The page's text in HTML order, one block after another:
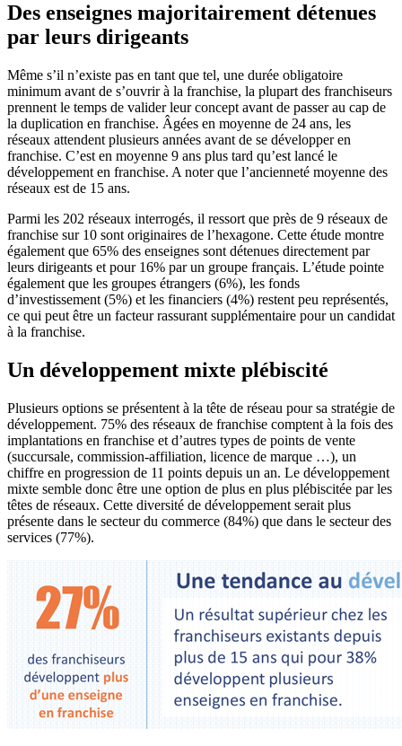
Des enseignes majoritairement détenues
par leurs dirigeants
Même s’il n’existe pas en tant que tel, une durée obligatoire
minimum avant de s’ouvrir à la franchise, la plupart des franchiseurs
prennent le temps de valider leur concept avant de passer au cap de
la duplication en franchise. Âgées en moyenne de 24 ans, les
réseaux attendent plusieurs années avant de se développer en
franchise. C’est en moyenne 9 ans plus tard qu’est lancé le
développement en franchise. A noter que l’ancienneté moyenne des
réseaux est de 15 ans.
Parmi les 202 réseaux interrogés, il ressort que près de 9 réseaux de
franchise sur 10 sont originaires de l’hexagone. Cette étude montre
également que 65% des enseignes sont détenues directement par
leurs dirigeants et pour 16% par un groupe français. L’étude pointe
également que les groupes étrangers (6%), les fonds
d’investissement (5%) et les financiers (4%) restent peu représentés,
ce qui peut être un facteur rassurant supplémentaire pour un candidat
à la franchise.
Un développement mixte plébiscité
Plusieurs options se présentent à la tête de réseau pour sa stratégie de
développement. 75% des réseaux de franchise comptent à la fois des
implantations en franchise et d’autres types de points de vente
(succursale, commission-affiliation, licence de marque …), un
chiffre en progression de 11 points depuis un an. Le développement
mixte semble donc être une option de plus en plus plébiscitée par les
têtes de réseaux. Cette diversité de développement serait plus
présente dans le secteur du commerce (84%) que dans le secteur des
services (77%).